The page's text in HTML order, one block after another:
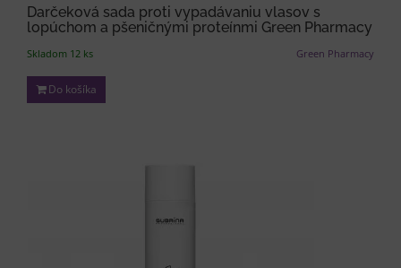
Darčeková sada proti vypadávaniu vlasov s
lopúchom a pšeničnými proteínmi Green Pharmacy
Green Pharmacy
Skladom 12 ks
Do košíka